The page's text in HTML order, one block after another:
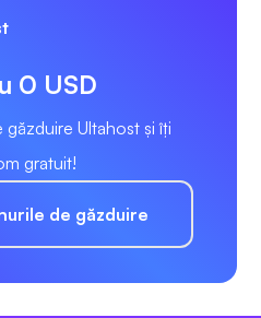
0 USD
Ultahost și îți
gratuit!
de găzduire